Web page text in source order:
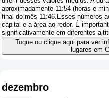
aproximadamente 11:54 (horas e
final do mês 11:46.Esses números
capital e a área ao redor. É
significativamente em diferentes
Toque ou clique aqui para ver
lugares em
dezembro